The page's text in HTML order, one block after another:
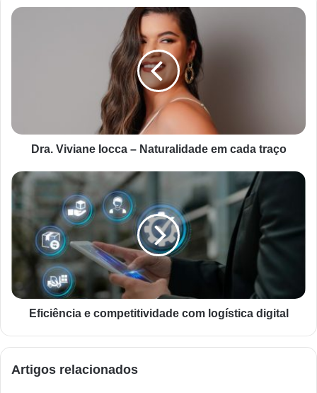
Dra. Viviane Iocca – Naturalidade em cada traço
Eficiência e competitividade com logística digital
Artigos relacionados